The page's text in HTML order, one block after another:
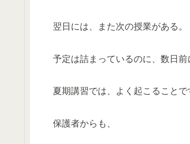
翌日には、また次の授業がある。
予定は詰まっているのに、数日
夏期講習では、よく起こることで
保護者からも、